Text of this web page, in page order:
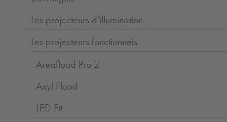
Les projecteurs d'illumination
Les projecteurs fonctionnels
Areaflood Pro 2
Axyl Flood
LED Fit